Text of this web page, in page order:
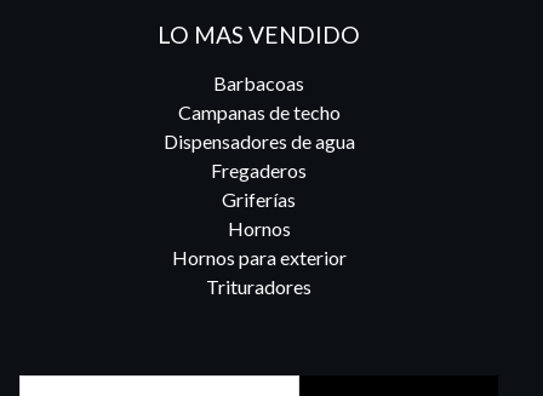
LO MAS VENDIDO
Barbacoas
Campanas de techo
Dispensadores de agua
Fregaderos
Griferías
Hornos
Hornos para exterior
Trituradores